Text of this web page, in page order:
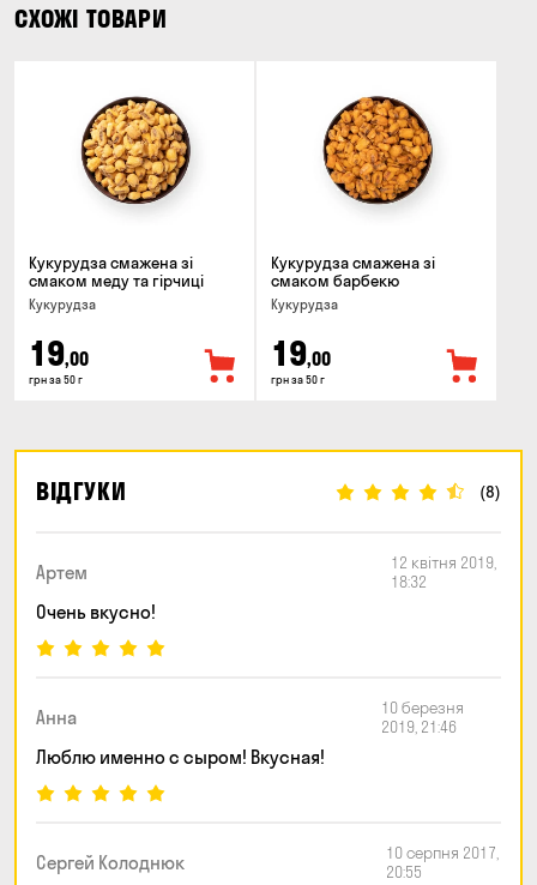
СХОЖІ ТОВАРИ
Кукурудза смажена зі
смаком меду та гiрчиці
Кукурудза
19,00
грн за 50 г
Кукурудза смажена зі
смаком барбекю
Кукурудза
19,00
грн за 50 г
ВІДГУКИ (8)
Артем
12 квітня 2019,
18:32
Очень вкусно!
Анна
10 березня
2019, 21:46
Люблю именно с сыром! Вкусная!
Сергей Колоднюк
10 серпня 2017,
20:55